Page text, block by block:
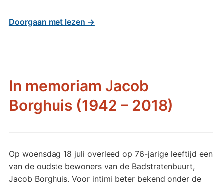
Doorgaan met lezen →
In memoriam Jacob
Borghuis (1942 – 2018)
Op woensdag 18 juli overleed op 76-jarige leeftijd een
van de oudste bewoners van de Badstratenbuurt,
Jacob Borghuis. Voor intimi beter bekend onder de